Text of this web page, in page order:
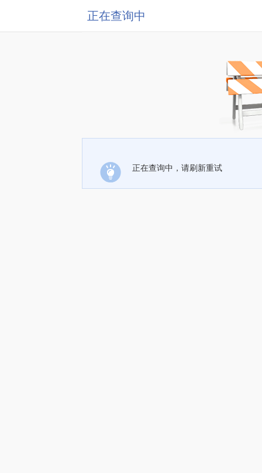
正在查询中
正在查询中，请刷新重试